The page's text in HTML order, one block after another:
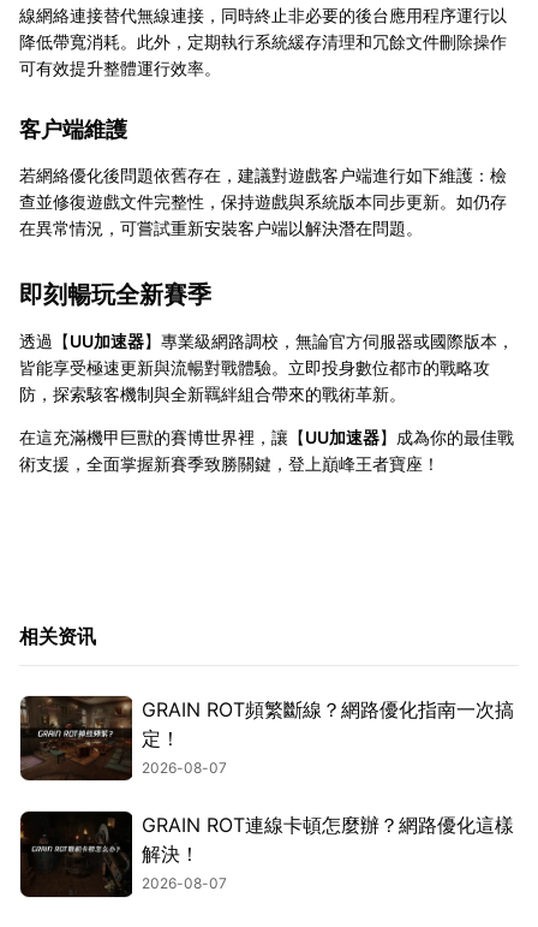
線網絡連接替代無線連接，同時終止非必要的後台應用程序運行以
降低帶寬消耗。此外，定期執行系統緩存清理和冗餘文件刪除操作
可有效提升整體運行效率。
客户端維護
若網絡優化後問題依舊存在，建議對遊戲客户端進行如下維護：檢
查並修復遊戲文件完整性，保持遊戲與系統版本同步更新。如仍存
在異常情況，可嘗試重新安裝客户端以解決潛在問題。
即刻暢玩全新賽季
透過【UU加速器】專業級網路調校，無論官方伺服器或國際版本，
皆能享受極速更新與流暢對戰體驗。立即投身數位都市的戰略攻
防，探索駭客機制與全新羈絆組合帶來的戰術革新。
在這充滿機甲巨獸的賽博世界裡，讓【UU加速器】成為你的最佳戰
術支援，全面掌握新賽季致勝關鍵，登上巔峰王者寶座！
相关资讯
GRAIN ROT頻繁斷線？網路優化指南一次搞
定！
2026-08-07
GRAIN ROT連線卡頓怎麼辦？網路優化這樣
解決！
2026-08-07